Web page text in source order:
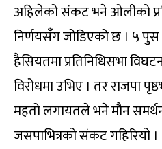
अहिलेको संकट भने ओलीको
निर्णयसँग जोडिएको छ । ५ पुस
हैसियतमा प्रतिनिधिसभा
विरोधमा उभिए । तर राजपा
महतो लगायतले भने मौन
जसपाभित्रको संकट गहिरियो ।